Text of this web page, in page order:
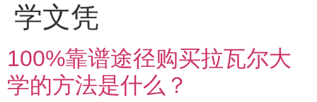
学文凭
100%靠谱途径购买拉瓦尔大
学的方法是什么？